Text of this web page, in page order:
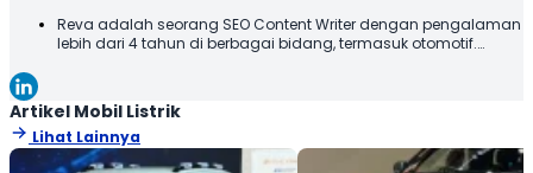
Reva adalah seorang SEO Content Writer dengan pengalaman
lebih dari 4 tahun di berbagai bidang, termasuk otomotif.
informatif, menarik, dan mudah dipahami oleh pembaca.
Artikel Mobil Listrik
Lihat Lainnya